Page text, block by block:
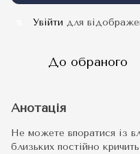
Увійти для
До обраного
Анотація
Не можете впоратися із
близьких постійно